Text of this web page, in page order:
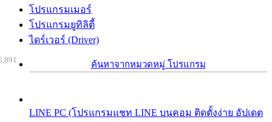
โปรแกรมเมอร์
โปรแกรมยูทิลิตี้
ไดร์เวอร์ (Driver)
ค้นหาจากหมวดหมู่ โปรแกรม
LINE PC (โปรแกรมแชท LINE บนคอม ติดตั้งง่าย อัปเดต